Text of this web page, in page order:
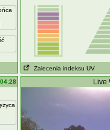
Zalecenia indeksu UV
Live